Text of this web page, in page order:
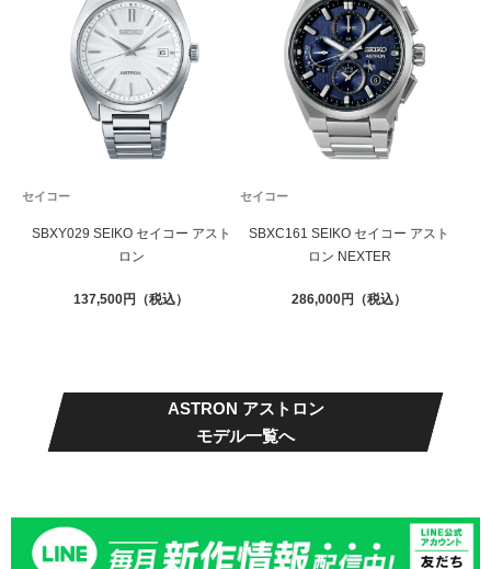
セイコー
SBXY029 SEIKO セイコー アスト
ロン
137,500
セイコー
SBXC161 SEIKO セイコー アスト
ロン NEXTER
286,000
ASTRON アストロン
モデル一覧へ